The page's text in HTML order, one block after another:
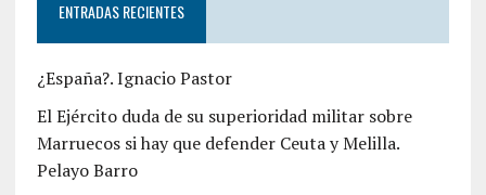
ENTRADAS RECIENTES
¿España?. Ignacio Pastor
El Ejército duda de su superioridad militar sobre
Marruecos si hay que defender Ceuta y Melilla.
Pelayo Barro